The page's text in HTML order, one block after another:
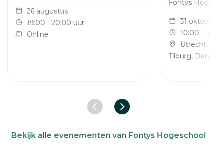
26 augustus
19:00 - 20:00 uur
Online
Fontys
31 oktober
10:00 -
Utrecht,
Tilburg, Den
Bekijk alle evenementen van Fontys Hogeschool
Vorige slideVolgende slide